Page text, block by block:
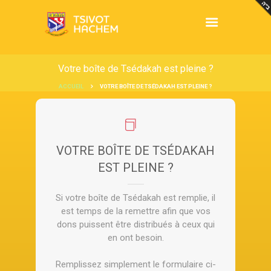
Votre boîte de Tsédakah est pleine ?
ACCUEIL VOTRE BOÎTE DE TSÉDAKAH EST PLEINE ?
VOTRE BOÎTE DE TSÉDAKAH
EST PLEINE ?
Si votre boîte de Tsédakah est remplie, il
est temps de la remettre afin que vos
dons puissent être distribués à ceux qui
en ont besoin.
Remplissez simplement le formulaire ci-